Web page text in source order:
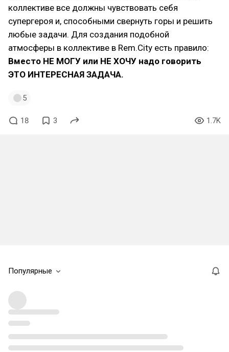
коллективе все должны чувствовать себя
супергероя и, способными свернуть горы и решить
любые задачи. Для создания подобной
атмосферы в коллективе в Rem.City есть правило:
Вместо НЕ МОГУ или НЕ ХОЧУ надо говорить
ЭТО ИНТЕРЕСНАЯ ЗАДАЧА.
5
18 3 1.7K
Популярные